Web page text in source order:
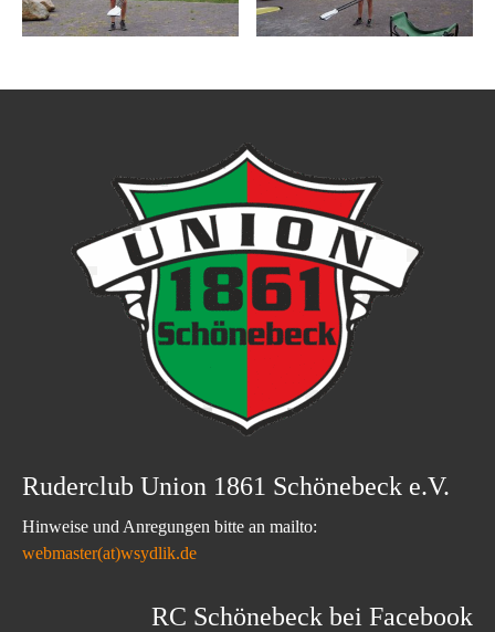
Ruderclub Union 1861 Schönebeck e.V.
Hinweise und Anregungen bitte an mailto:
webmaster(at)wsydlik.de
RC Schönebeck bei Facebook